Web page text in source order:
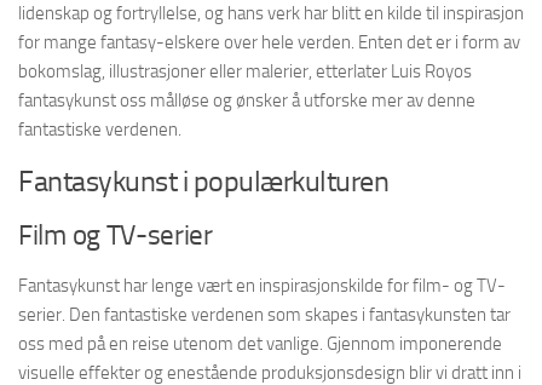
lidenskap og fortryllelse, og hans verk har blitt en kilde til inspirasjon
for mange fantasy-elskere over hele verden. Enten det er i form av
bokomslag, illustrasjoner eller malerier, etterlater Luis Royos
fantasykunst oss målløse og ønsker å utforske mer av denne
fantastiske verdenen.
Fantasykunst i populærkulturen
Film og TV-serier
Fantasykunst har lenge vært en inspirasjonskilde for film- og TV-
serier. Den fantastiske verdenen som skapes i fantasykunsten tar
oss med på en reise utenom det vanlige. Gjennom imponerende
visuelle effekter og enestående produksjonsdesign blir vi dratt inn i